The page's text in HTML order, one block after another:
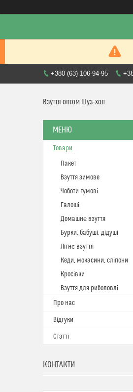
+380 (63) 106-94-95
Взуття оптом Шуз-хол
Товари
Пакет
Взуття зимове
Чоботи гумові
Галоші
Домашнє взуття
Бурки, бабуші, дідуші
Літнє взуття
Кеди, мокасини, сліпони
Кросівки
Взуття для риболовлі
Про нас
Відгуки
Статті
КОНТАКТИ